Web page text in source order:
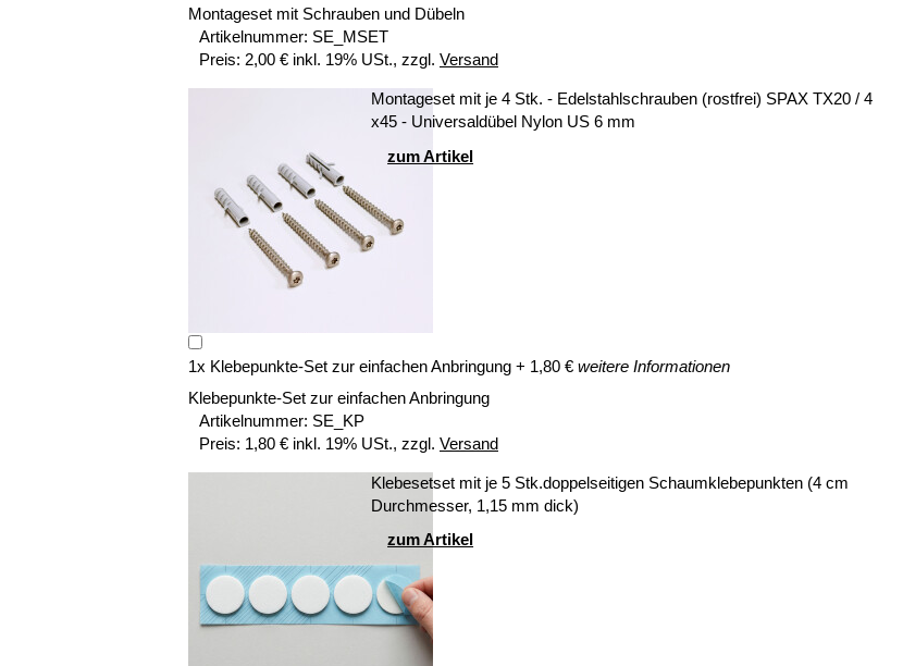
Montageset mit Schrauben und Dübeln
Artikelnummer: SE_MSET
Preis: 2,00 € inkl. 19% USt., zzgl. Versand
Montageset mit je 4 Stk. - Edelstahlschrauben (rostfrei) SPAX TX20 / 4
x45 - Universaldübel Nylon US 6 mm
zum Artikel
1x Klebepunkte-Set zur einfachen Anbringung + 1,80 € weitere Informationen
Klebepunkte-Set zur einfachen Anbringung
Artikelnummer: SE_KP
Preis: 1,80 € inkl. 19% USt., zzgl. Versand
Klebesetset mit je 5 Stk.doppelseitigen Schaumklebepunkten (4 cm
Durchmesser, 1,15 mm dick)
zum Artikel